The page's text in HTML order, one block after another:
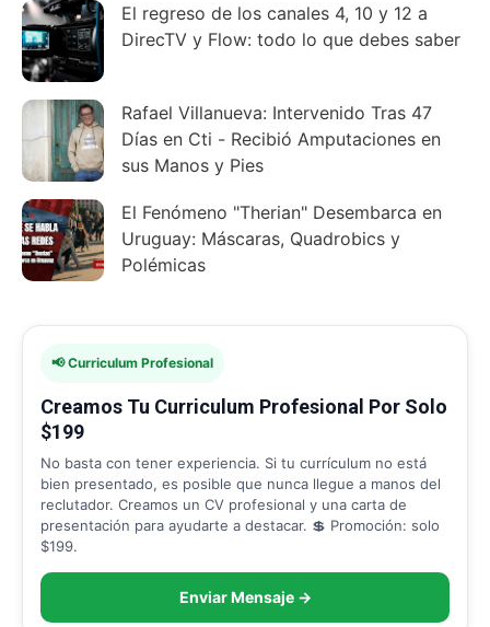
El regreso de los canales 4, 10 y 12 a
DirecTV y Flow: todo lo que debes saber
Rafael Villanueva: Intervenido Tras 47
Días en Cti - Recibió Amputaciones en
sus Manos y Pies
El Fenómeno "Therian" Desembarca en
Uruguay: Máscaras, Quadrobics y
Polémicas
📢 Curriculum Profesional
Creamos Tu Curriculum Profesional Por Solo
$199
No basta con tener experiencia. Si tu currículum no está
bien presentado, es posible que nunca llegue a manos del
reclutador. Creamos un CV profesional y una carta de
presentación para ayudarte a destacar. 💲 Promoción: solo
$199.
Enviar Mensaje →